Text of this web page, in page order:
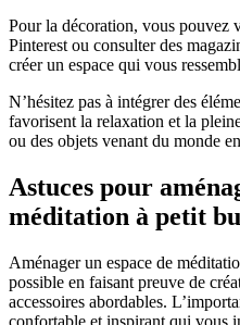
Pour la décoration, vous pouvez
Pinterest ou consulter des
créer un espace qui vous
N’hésitez pas à intégrer des
favorisent la relaxation et la
ou des objets venant du monde
Astuces pour
méditation à petit
Aménager un espace de
possible en faisant preuve de
accessoires abordables.
confortable et inspirant qui vous